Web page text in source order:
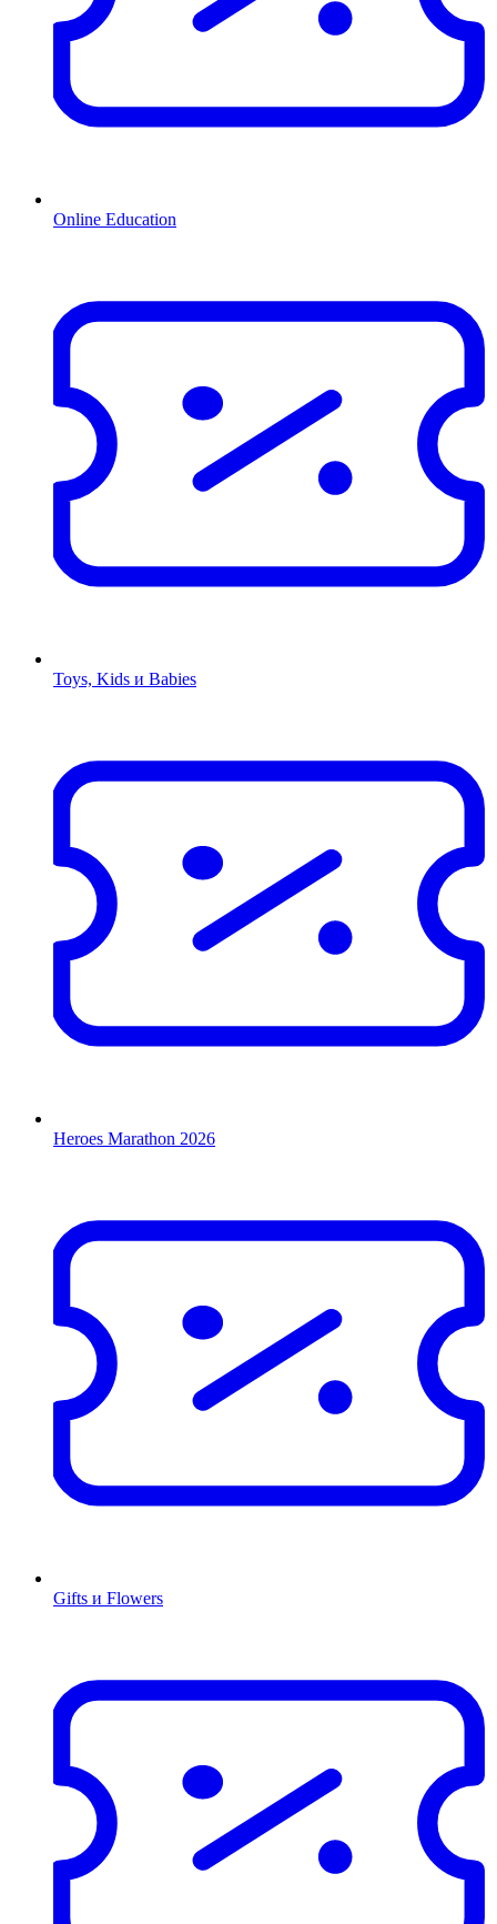
Online Education
Toys, Kids и Babies
Heroes Marathon 2026
Gifts и Flowers